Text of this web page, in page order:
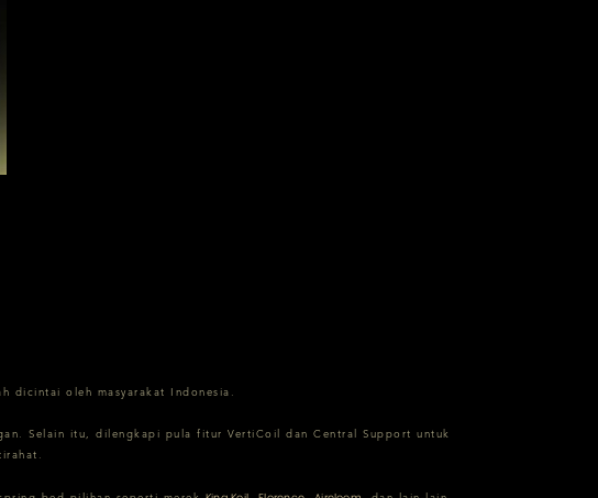
dicintai oleh masyarakat Indonesia.
Selain itu, dilengkapi pula fitur VertiCoil dan Central Support untuk